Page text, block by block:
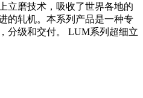
立磨技术，吸收了世界各地的
的轧机。本系列产品是一种专
分级和交付。 LUM系列超细立